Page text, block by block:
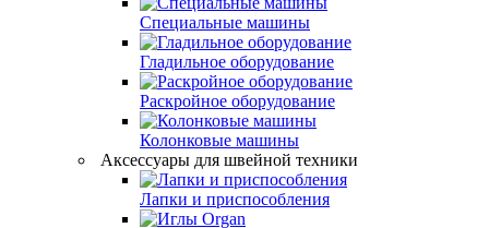
Специальные машины
Гладильное оборудование
Раскройное оборудование
Колонковые машины
Аксессуары для швейной техники
Лапки и приспособления